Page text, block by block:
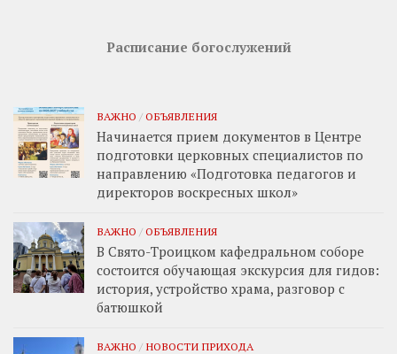
Расписание богослужений
ВАЖНО / ОБЪЯВЛЕНИЯ
Начинается прием документов в Центре
подготовки церковных специалистов по
направлению «Подготовка педагогов и
директоров воскресных школ»
ВАЖНО / ОБЪЯВЛЕНИЯ
В Свято-Троицком кафедральном соборе
состоится обучающая экскурсия для гидов:
история, устройство храма, разговор с
батюшкой
ВАЖНО / НОВОСТИ ПРИХОДА